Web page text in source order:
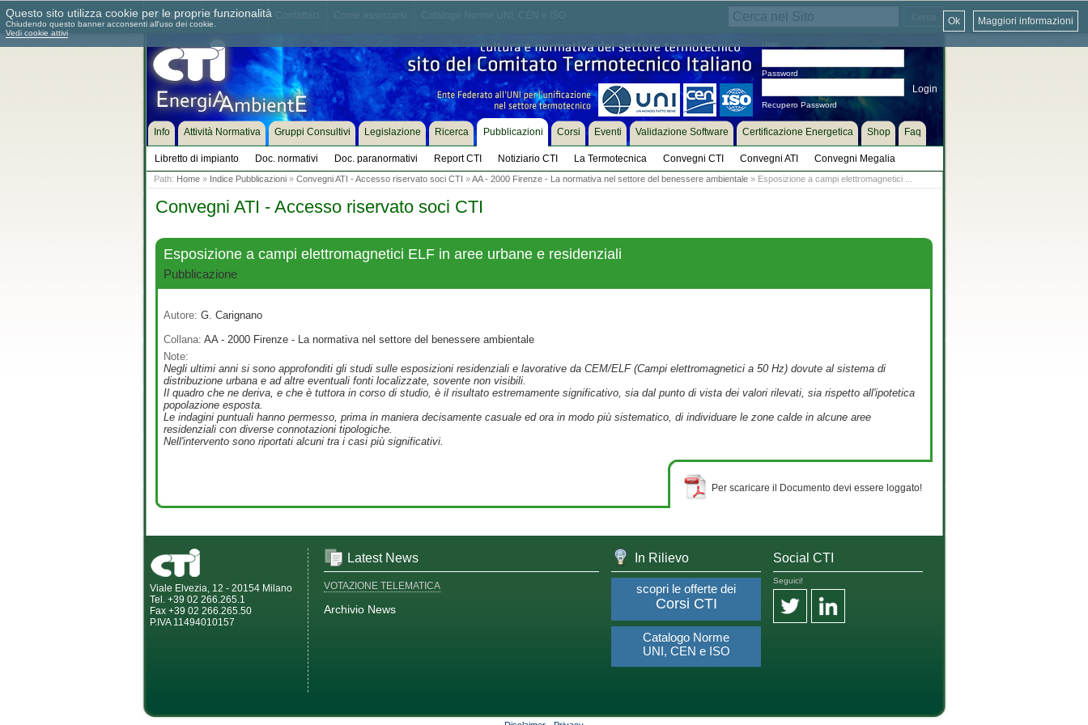
Chi siamo Dove siamo
Password
Recupero Password
Info Attività Normativa Gruppi Consultivi Legislazione Ricerca Pubblicazioni
Libretto di impianto Doc. normativi Doc. paranormativi Report CTI Notiziario CTI La Termotecnica Convegni CTI Convegni ATI Convegni Megalia
Corsi Eventi Validazione Software Certificazione Energetica Shop Faq
Path: Home» Indice Pubblicazioni» Convegni ATI - Accesso riservato soci CTI »AA - 2000 Firenze - La normativa nel settore del benessere ambientale» Esposizione a campi elettromagnetici ...
Convegni ATI - Accesso riservato soci CTI
Esposizione a campi elettromagnetici ELF in aree urbane e residenziali
Pubblicazione
Autore: G. Carignano
Collana: AA - 2000 Firenze - La normativa nel settore del benessere ambientale
Note:
Negli ultimi anni si sono approfonditi gli studi sulle esposizioni residenziali e lavorative da CEM/ELF (Campi elettromagnetici a 50 Hz) dovute al sistema di
distribuzione urbana e ad altre eventuali fonti localizzate, sovente non visibili.
Il quadro che ne deriva, e che è tuttora in corso di studio, è il risultato estremamente significativo, sia dal punto di vista dei valori rilevati, sia rispetto all'ipotetica
popolazione esposta.
Le indagini puntuali hanno permesso, prima in maniera decisamente casuale ed ora in modo più sistematico, di individuare le zone calde in alcune aree
residenziali con diverse connotazioni tipologiche.
Nell'intervento sono riportati alcuni tra i casi più significativi.
Per scaricare il Documento devi essere loggato!
Viale Elvezia, 12 - 20154 Milano
Tel. +39 02 266.265.1
Fax +39 02 266.265.50
P.IVA 11494010157
Latest News
VOTAZIONE TELEMATICA
Archivio News
In Rilievo
scopri le offerte dei
Corsi CTI
Catalogo Norme
UNI, CEN e ISO
Social CTI
Seguici!
Questo sito utilizza cookie per le proprie funzionalità
Chiudendo questo banner acconsenti all'uso dei cookie.
Vedi cookie attivi
Maggiori informazioni
Ok